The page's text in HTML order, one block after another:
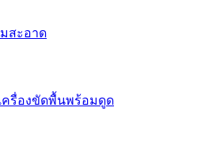
สะอาด
ครื่องขัดพื้นพร้อมดูด